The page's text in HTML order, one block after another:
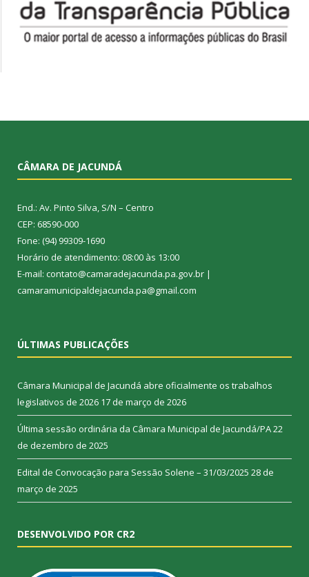
CÂMARA DE JACUNDÁ
End.: Av. Pinto Silva, S/N – Centro
CEP: 68590-000
Fone: (94) 99309-1690
Horário de atendimento: 08:00 às 13:00
E-mail: contato@camaradejacunda.pa.gov.br |
camaramunicipaldejacunda.pa@gmail.com
ÚLTIMAS PUBLICAÇÕES
Câmara Municipal de Jacundá abre oficialmente os trabalhos
legislativos de 2026 17 de março de 2026
Última sessão ordinária da Câmara Municipal de Jacundá/PA22
de dezembro de 2025
Edital de Convocação para Sessão Solene – 31/03/2025 28 de
março de 2025
DESENVOLVIDO POR CR2